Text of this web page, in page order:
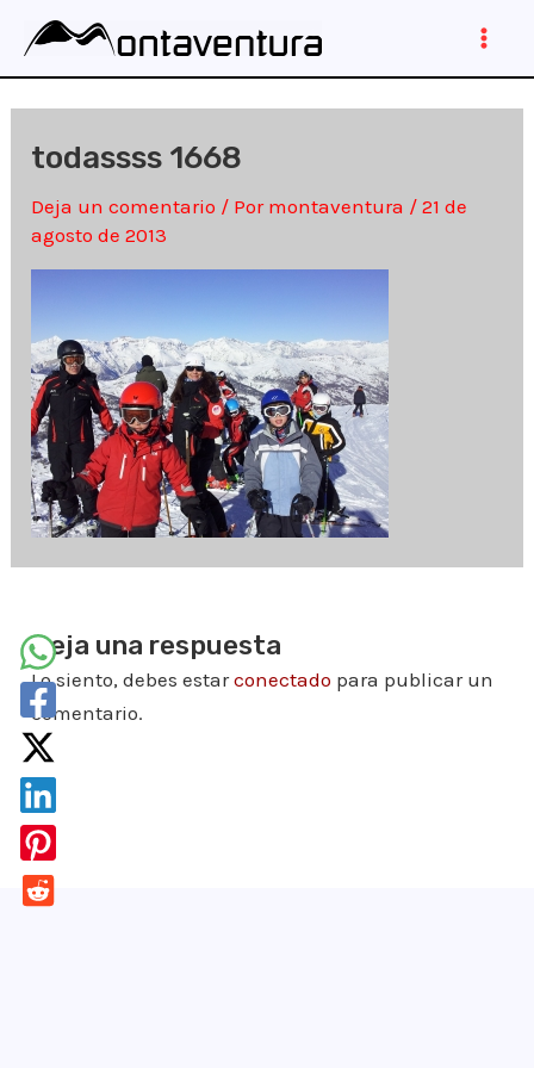
contenido
todassss 1668
Deja un comentario / Por montaventura /21 de
agosto de 2013
Deja una respuesta
Lo siento, debes estarconectado para publicar un
comentario.